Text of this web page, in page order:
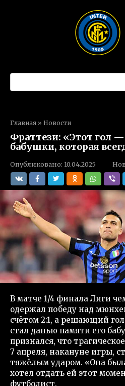
Поиск:
Главная » Новости
Фраттези: «Этот гол
бабушки, которая
Опубликовано: 10.04.2025
В матче 1/4 финала Лиги
одержал победу над
счётом 2:1, а решающий
стал данью памяти его
признался, что
7 апреля, накануне игры,
тяжёлым ударом. «Она
хотел отдать ей этот
футболист.